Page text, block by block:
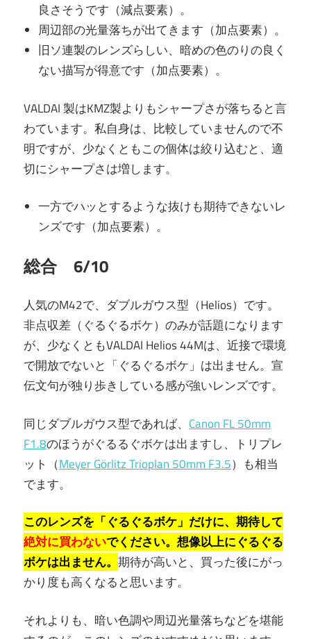
良さそうです（減点要素）。
周辺部の光量落ちが出てきます（加点要素）。
旧ソ連製のレンズらしい、暗めの色のりの良く
ない描写が得意です（加点要素）。
VALDAI 製はKMZ製よりもシャープさが落ちると言
わています。私自身は、比較していませんので不
明ですが、少なくともこの個体は絞り込むと、適
切にシャープさは増します。
一方でハッとするような抜けも期待できないレ
ンズです（加点要素）。
総合 6/10
人気のM42で、ダブルガウス型（Helios）です。
非点収差（ぐるぐるボケ）のみが話題になります
が、少なくともVALDAI Helios 44Mは、近接で環境
で開放でないと「ぐるぐるボケ」は出ません。宣
伝文句が独り歩きしている感が強いレンズです。
同じダブルガウス型であれば、 Canon FL 50mm
F1.8のほうがぐるるぐボケは出ますし、トリプレ
ット（Meyer Görlitz Trioplan 50mm F3.5）も相当
でます。
このレンズを「ぐるぐるボケ」だけに、期待して
絶対に買わないでください。想像以上にぐるぐる
ボケは出ません。 期待が高いと、買った後にがっ
かり度も高くなると思います。
それよりも、暗い色調や周辺光量落ちなどを堪能